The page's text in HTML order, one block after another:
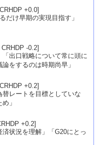
+0.0]
だけ早期の実現目指す」
-0.2]
出口戦略について常に頭に
をするのは時期尚早」
+0.2]
替レートを目標としていな
」
+0.2]
状況を理解」「G20にとっ